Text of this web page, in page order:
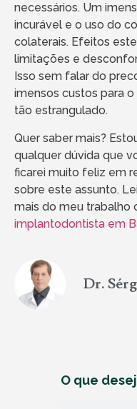
necessários. Um
incurável e o uso do
colaterais. Efeitos
limitações e
Isso sem falar do
imensos custos para
tão estrangulado.
Quer saber mais?
qualquer dúvida que
ficarei muito feliz em
sobre este assunto.
mais do meu trabalho
implantodontista em
Dr.
O que